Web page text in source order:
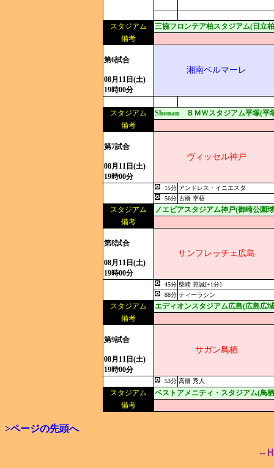
スタジアム
三協フロンテア柏スタジアム(日立
備考
第6試合
08月11日(土)
19時00分
湘南ベルマーレ
スタジアム
Shonan ＢＭＷスタジアム平塚(平
備考
第7試合
08月11日(土)
19時00分
ヴィッセル神戸
15分 アンドレス・イニエスタ
56分 古橋 亨梧
スタジアム
ノエビアスタジアム神戸(御崎公園
備考
第8試合
08月11日(土)
19時00分
サンフレッチェ広島
45分 柴崎 晃誠[+1分]
88分 ティーラシン
スタジアム
エディオンスタジアム広島(広島広
備考
第9試合
08月11日(土)
19時00分
サガン鳥栖
53分 高橋 秀人
スタジアム
ベストアメニティ・スタジアム(鳥
備考
>ページの先頭へ
--